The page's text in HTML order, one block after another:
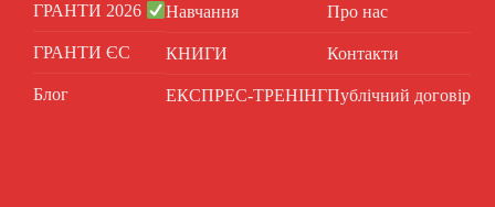
ГРАНТИ 2026
ГРАНТИ ЄС
Блог
Навчання
КНИГИ
ЕКСПРЕС-ТРЕНІНГ
Про нас
Контакти
Публічний договір